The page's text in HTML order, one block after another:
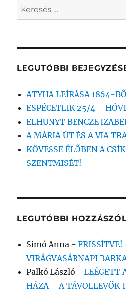
Keresés
a
kifejezésre:
LEGUTÓBBI
ATYHA LEÍRÁSA 1864-
ESPÉCETLIK 25/4 –
ELHUNYT BENCZE
A MÁRIA ÚT ÉS A VIA
KÖVESSE ÉLŐBEN A
SZENTMISÉT!
LEGUTÓBBI
Simó Anna -FRISSÍTVE!
VIRÁGVASÁRNAPI
Palkó László -LEÉGETT
HÁZA – A TÁVOLLEVŐK